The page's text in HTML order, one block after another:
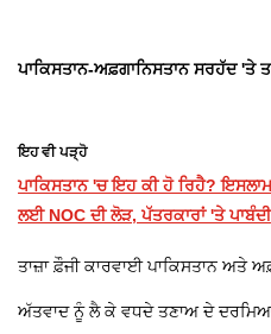
ਪਾਕਿਸਤਾਨ-ਅਫ਼ਗਾਨਿਸਤਾਨ ਸਰਹੱਦ 'ਤੇ
ਇਹ ਵੀ ਪੜ੍ਹੋ
ਪਾਕਿਸਤਾਨ 'ਚ ਇਹ ਕੀ ਹੋ ਰਿਹੈ?
ਲਈ NOC ਦੀ ਲੋੜ, ਪੱਤਰਕਾਰਾਂ 'ਤੇ ਪਾਬੰਦੀ
ਤਾਜ਼ਾ ਫ਼ੌਜੀ ਕਾਰਵਾਈ ਪਾਕਿਸਤਾਨ ਅਤੇ
ਅੱਤਵਾਦ ਨੂੰ ਲੈ ਕੇ ਵਧਦੇ ਤਣਾਅ ਦੇ